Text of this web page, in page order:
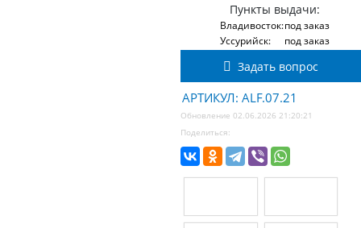
Пункты выдачи:
Владивосток:под заказ
Уссурийск:
под заказ
Задать вопрос
АРТИКУЛ: ALF.07.21
Обновление 02.06.2026 21:20:21
Поделиться: